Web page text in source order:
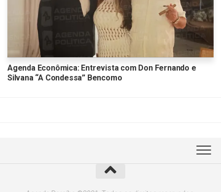
Agenda Econômica: Entrevista com Don Fernando e
Silvana “A Condessa” Bencomo